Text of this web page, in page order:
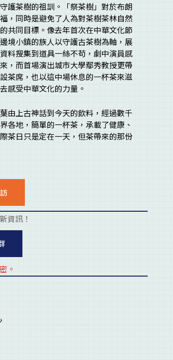
護茶樹的祖訓。「祭茶樹」對於布朗
，同時是避免了人為對茶樹茶林自然
共同目標。像去年首次在中華文化節
境小鎮的族人以守護古茶樹為軸，展
料搜集到道具一絲不苟，劇中演員感
，而首場演出城市大學鄢秀教授更帶
茶席，也以這中場休息的一杯茶來滋
感受中華文化的力量。
由上古神話到今天的飲料，經過數千
各地，簡單的一杯茶，承載了健康、
茶日只是定在一天，但茶帶來的那份
資訊！
。